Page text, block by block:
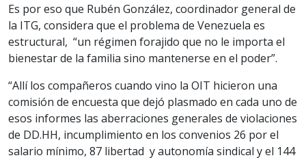
Es por eso que Rubén González, coordinador general de
la ITG, considera que el problema de Venezuela es
estructural, “un régimen forajido que no le importa el
bienestar de la familia sino mantenerse en el poder”.
“Allí los compañeros cuando vino la OIT hicieron una
comisión de encuesta que dejó plasmado en cada uno de
esos informes las aberraciones generales de violaciones
de DD.HH, incumplimiento en los convenios 26 por el
salario mínimo, 87 libertad y autonomía sindical y el 144